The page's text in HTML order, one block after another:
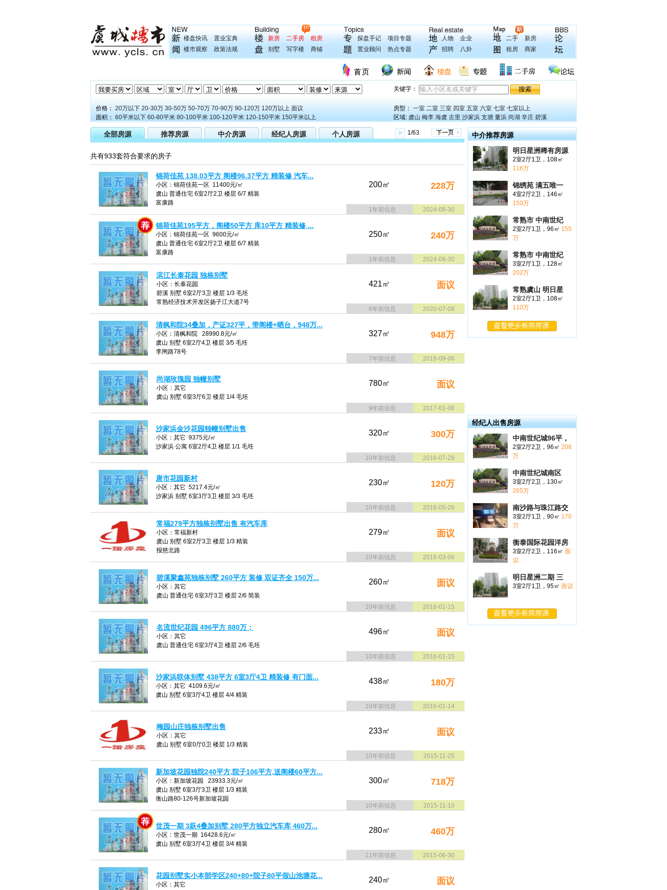
楼盘快讯
置业宝典
楼市观察
政策法规
新房 二手房
租房
别墅
写字楼 商铺
探盘手记
项目专题
置业顾问
热点专题
人物
企业
招聘
八卦
二手
新房
租房
商家
关键字：
价格： 20万以下 20-30万 30-50万 50-70万 70-90万 90-120万 120万以上 面议
面积： 60平米以下 60-80平米 80-100平米 100-120平米 120-150平米 150平米以上
房型： 一室 二室 三室 四室 五室 六室 七室 七室以上
区域: 虞山 梅李 海虞 古里 沙家浜 支塘 董浜 尚湖 辛庄 碧溪
全部房源 推荐房源 中介房源 经纪人房源 个人房源 1/63
共有933套符合要求的房子
锦荷佳苑 138.03平方 阁楼96.37平方 精装修 汽车...
小区：锦荷佳苑一区 11400元/㎡
虞山 普通住宅 6室2厅2卫 楼层 6/7 精装
富康路
200㎡ 228万
1年前信息 2024-08-30
锦荷佳苑195平方，阁楼50平方 库10平方 精装修 ...
小区：锦荷佳苑一区 9600元/㎡
虞山 普通住宅 6室2厅2卫 楼层 6/7 精装
富康路
250㎡ 240万
1年前信息 2024-08-30
滨江长泰花园 独栋别墅
小区：长泰花园
碧溪 别墅 6室2厅3卫 楼层 1/3 毛坯
常熟经济技术开发区扬子江大道7号
421㎡ 面议
6年前信息 2020-07-08
清枫和院34叠加，产证327平，带阁楼+晒台，948万...
小区：清枫和院 28990.8元/㎡
虞山 别墅 6室2厅4卫 楼层 3/5 毛坯
李闸路78号
327㎡ 948万
7年前信息 2018-09-06
尚湖玫瑰园 独幢别墅
小区：其它
虞山 别墅 6室3厅6卫 楼层 1/4 毛坯
780㎡ 面议
9年前信息 2017-01-08
沙家浜金沙花园独幢别墅出售
小区：其它 9375元/㎡
沙家浜 公寓 6室2厅4卫 楼层 1/1 毛坯
320㎡ 300万
10年前信息 2016-07-28
唐市花园新村
小区：其它 5217.4元/㎡
沙家浜 别墅 6室3厅3卫 楼层 3/3 毛坯
230㎡ 120万
10年前信息 2016-05-26
常福279平方独栋别墅出售 有汽车库
小区：常福新村
虞山 别墅 6室2厅3卫 楼层 1/3 精装
报慈北路
279㎡ 面议
10年前信息 2016-03-06
碧溪聚鑫苑独栋别墅 260平方 装修 双证齐全 150万...
小区：其它
虞山 普通住宅 6室3厅3卫 楼层 2/6 简装
260㎡ 面议
10年前信息 2016-01-15
名流世纪花园 496平方 880万；
小区：其它
虞山 普通住宅 6室3厅4卫 楼层 2/6 毛坯
496㎡ 面议
10年前信息 2016-01-15
沙家浜联体别墅 438平方 6室3厅4卫 精装修 有门面...
小区：其它 4109.6元/㎡
虞山 别墅 6室3厅4卫 楼层 4/4 精装
438㎡ 180万
10年前信息 2016-01-14
梅园山庄独栋别墅出售
小区：其它
虞山 别墅 6室0厅0卫 楼层 1/3 精装
233㎡ 面议
10年前信息 2015-11-25
新加坡花园独院240平方,院子106平方,送阁楼60平方...
小区：新加坡花园 23933.3元/㎡
虞山 别墅 6室3厅3卫 楼层 1/3 精装
衡山路80-126号新加坡花园
300㎡ 718万
10年前信息 2015-11-10
世茂一期 3跃4叠加别墅 280平方独立汽车库 460万...
小区：世茂一期 16428.6元/㎡
虞山 别墅 6室3厅4卫 楼层 3/4 精装
280㎡ 460万
11年前信息 2015-06-30
花园别墅实小本部学区240+80+院子80平假山池塘花...
小区：其它
240㎡ 面议
中介推荐房源
明日星洲稀有房源
2室2厅1卫，108㎡
116万
锦绣苑 满五唯一
4室2厅2卫，146㎡
150万
常熟市 中南世纪
2室2厅1卫，96㎡ 155
万
常熟市 中南世纪
3室2厅1卫，128㎡
202万
常熟虞山 明日星
2室2厅1卫，108㎡
110万
经纪人出售房源
中南世纪城96平，
2室2厅2卫，96㎡ 208
万
中南世纪城南区
3室2厅2卫，130㎡
265万
南沙路与珠江路交
3室2厅1卫，90㎡ 170
万
衡泰国际花园洋房
3室2厅2卫，116㎡ 面
议
明日星洲二期 三
3室2厅1卫，95㎡ 面议